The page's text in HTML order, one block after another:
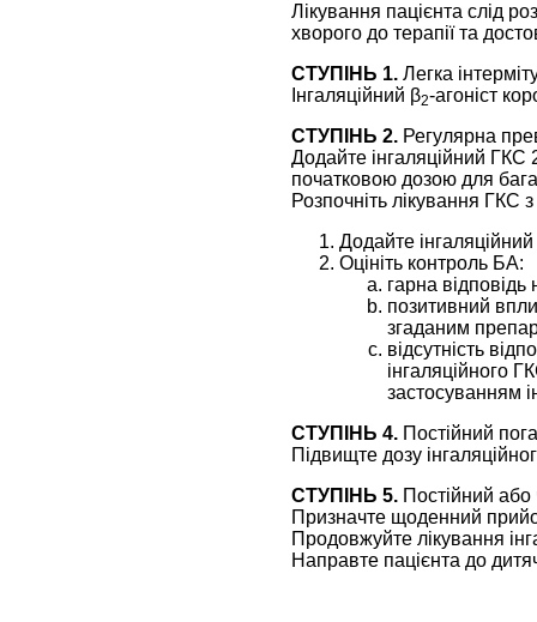
Лікування пацієнта слід
хворого до терапії та
СТУПІНЬ 1. Легка
Інгаляційний β2-агоніст
СТУПІНЬ 2. Регулярна
Додайте інгаляційний
початковою дозою для
Розпочніть лікування ГКС
Додайте
Оцініть контроль БА:
гарна відповідь
позитивний
згаданим
відсутність
інгаляційного
застосуванням
СТУПІНЬ 4. Постійний
Підвищте дозу
СТУПІНЬ 5. Постійний
Призначте щоденний
Продовжуйте лікування
Направте пацієнта до